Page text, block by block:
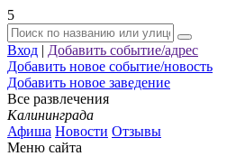
5
Вход | Добавить событие/адрес
Добавить новое событие/новость
Добавить новое заведение
Все развлечения
Калининграда
Афиша Новости Отзывы
Меню сайта